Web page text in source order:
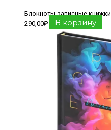
Блокноты записные книжки
290,00₽ В корзину